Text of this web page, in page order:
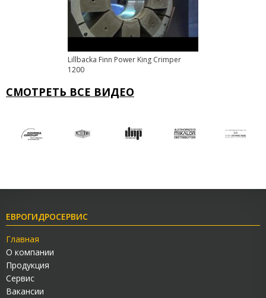
Lillbacka Finn Power King Crimper
1200
СМОТРЕТЬ ВСЕ ВИДЕО
ЕВРОГИДРОСЕРВИС
Главная
О компании
Продукция
Сервис
Вакансии